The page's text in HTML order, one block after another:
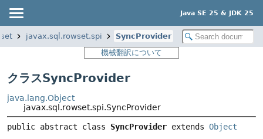
Java SE 25 & JDK 25
javax.sql.rowset.spi
SyncProvider
機械翻訳について
クラスSyncProvider
java.lang.Object
javax.sql.rowset.spi.SyncProvider
public abstract class SyncProvider extends Object